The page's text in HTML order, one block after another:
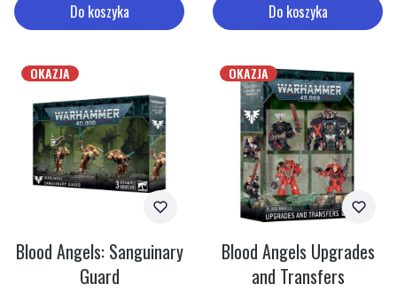
Do koszyka Do koszyka
OKAZJA
Blood Angels: Sanguinary
Guard
OKAZJA
Blood Angels Upgrades
and Transfers